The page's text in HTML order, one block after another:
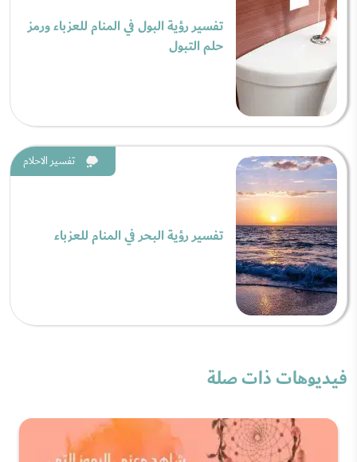
تفسير رؤية البول في المنام للعزباء ورمز
حلم التبول
تفسير الاحلام
تفسير رؤية البحر في المنام للعزباء
فيديوهات ذات صلة